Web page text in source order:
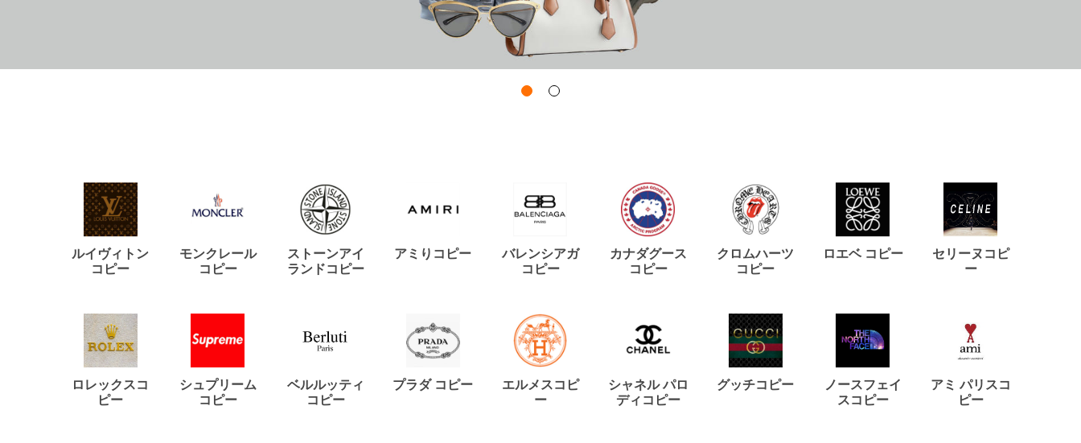
ルイヴィトン
コピー
モンクレール
コピー
ストーンアイ
ランドコピー
アミりコピー
バレンシアガ
コピー
カナダグース
コピー
クロムハーツ
コピー
ロエベ コピー
セリーヌコピ
ー
ロレックスコ
ピー
シュプリーム
コピー
ベルルッティ
コピー
プラダ コピー
エルメスコピ
ー
シャネル パロ
ディコピー
グッチコピー
ノースフェイ
スコピー
アミ パリスコ
ピー